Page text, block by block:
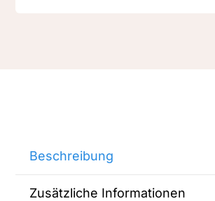
Beschreibung
Zusätzliche Informationen